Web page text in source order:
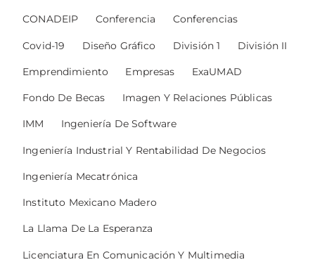
CONADEIP Conferencia Conferencias
Covid-19 Diseño Gráfico División 1 División II
Emprendimiento Empresas ExaUMAD
Fondo De Becas Imagen Y Relaciones Públicas
IMM Ingeniería De Software
Ingeniería Industrial Y Rentabilidad De Negocios
Ingeniería Mecatrónica
Instituto Mexicano Madero
La Llama De La Esperanza
Licenciatura En Comunicación Y Multimedia